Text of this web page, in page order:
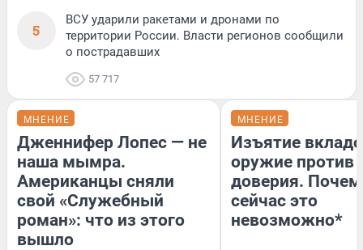
5
ВСУ ударили ракетами и дронами по
территории России. Власти регионов сообщили
о пострадавших
57 717
МНЕНИЕ
Дженнифер Лопес — не
наша мымра.
Американцы сняли
свой «Служебный
роман»: что из этого
вышло
МНЕНИЕ
Изъятие
оружие против
доверия.
сейчас это
невозможно*